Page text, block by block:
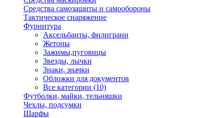
Средства самозащиты и самообороны
Тактическое снаряжение
Фурнитура
Аксельбанты, филиграни
Жетоны
Зажимы,пуговицы
Звезды, лычки
Знаки, значки
Обложки для документов
Все категории (10)
Футболки, майки, тельняшки
Чехлы, подсумки
Шарфы